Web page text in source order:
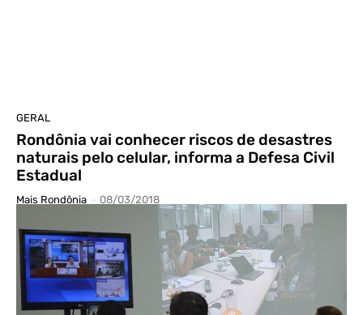
GERAL
Rondônia vai conhecer riscos de desastres
naturais pelo celular, informa a Defesa Civil
Estadual
Mais Rondônia - 08/03/2018